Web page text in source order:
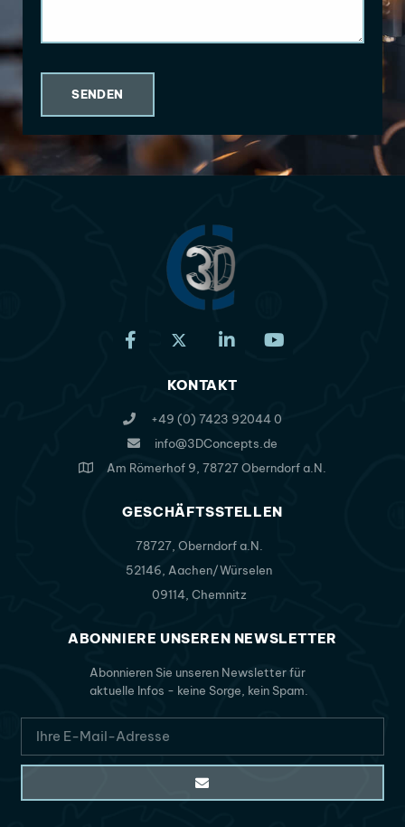
SENDEN
KONTAKT
+49 (0) 7423 92044 0
info@3DConcepts.de
Am Römerhof 9, 78727 Oberndorf a.N.
GESCHÄFTSSTELLEN
78727, Oberndorf a.N.
52146, Aachen/Würselen
09114, Chemnitz
ABONNIERE UNSEREN NEWSLETTER
Abonnieren Sie unseren Newsletter für
aktuelle Infos - keine Sorge, kein Spam.